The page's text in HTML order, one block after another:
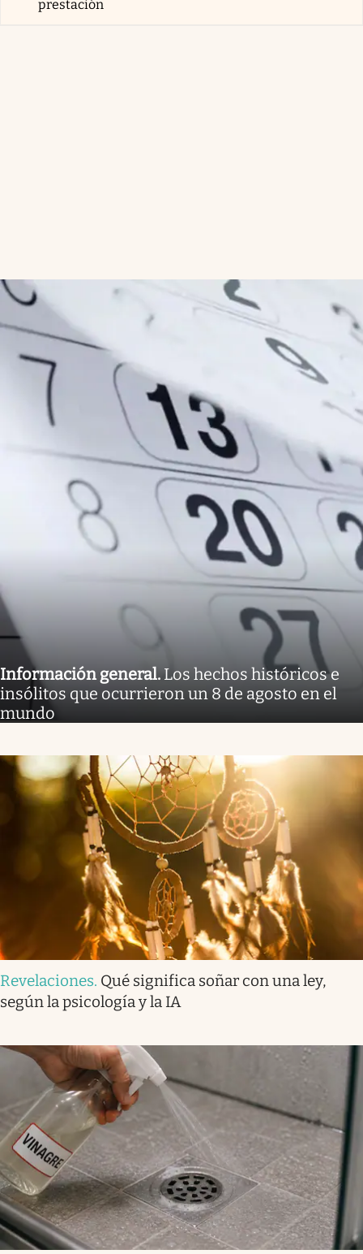
prestación
Información general. Los hechos históricos e
insólitos que ocurrieron un 8 de agosto en el
mundo
Revelaciones. Qué significa soñar con una ley,
según la psicología y la IA